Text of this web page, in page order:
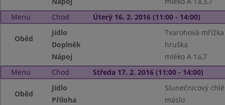
Menu
Chod Úterý 16. 2. 2016 (11:00 - 14:00)
Oběd
Jídlo
Tvarohová mřížka
Doplněk
hruška
Nápoj
mléko A 1a,7
Menu
Chod Středa 17. 2. 2016 (11:00 - 14:00)
Oběd
Jídlo
Slunečnicový
Příloha
máslo